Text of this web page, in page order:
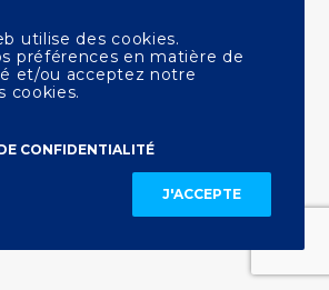
utilise des cookies.
préférences en matière de
et/ou acceptez notre
cookies.
CONFIDENTIALITÉ
J'ACCEPTE